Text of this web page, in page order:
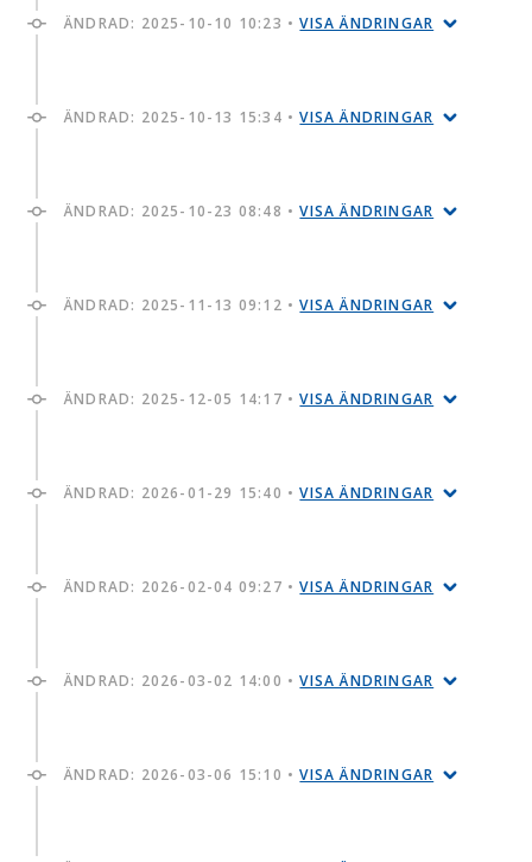
ÄNDRAD: 2025-10-10 10:23 •VISA ÄNDRINGAR
ÄNDRAD: 2025-10-13 15:34 •VISA ÄNDRINGAR
ÄNDRAD: 2025-10-23 08:48 •VISA ÄNDRINGAR
ÄNDRAD: 2025-11-13 09:12 •VISA ÄNDRINGAR
ÄNDRAD: 2025-12-05 14:17 •VISA ÄNDRINGAR
ÄNDRAD: 2026-01-29 15:40 •VISA ÄNDRINGAR
ÄNDRAD: 2026-02-04 09:27 •VISA ÄNDRINGAR
ÄNDRAD: 2026-03-02 14:00 •VISA ÄNDRINGAR
ÄNDRAD: 2026-03-06 15:10 •VISA ÄNDRINGAR